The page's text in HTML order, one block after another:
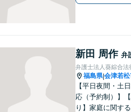
新田 周作 弁
弁護士法人葵綜合法
福島県|会津若
【平日夜間・土
応（予約制）】
り】家庭に関す